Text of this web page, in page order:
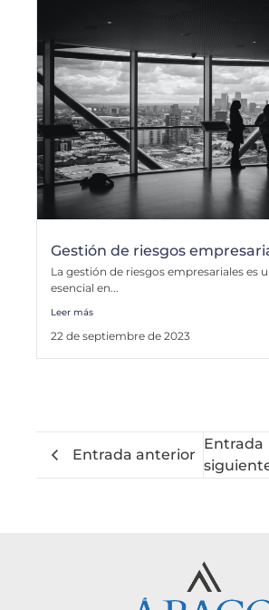
Gestión de riesgos
La gestión de riesgos empresariales es
esencial en...
Leer más
22 de septiembre de 2023
Entrada anterior
Entrada